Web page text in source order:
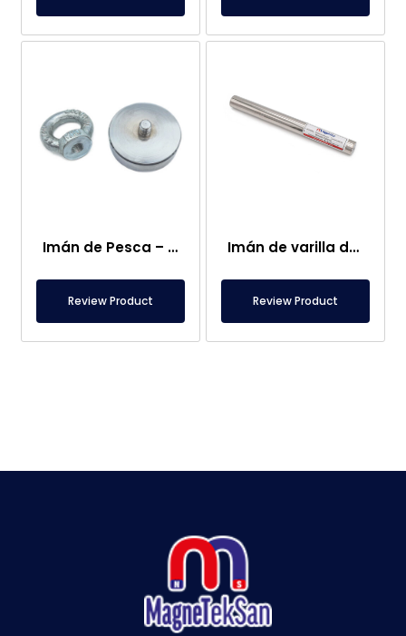
Imán de Pesca – Potente Imán de Rescate Marino
Review Product
Imán de varilla de neodimio de Ø25×250 mm – Conexión hembra M8 en un lado
Review Product